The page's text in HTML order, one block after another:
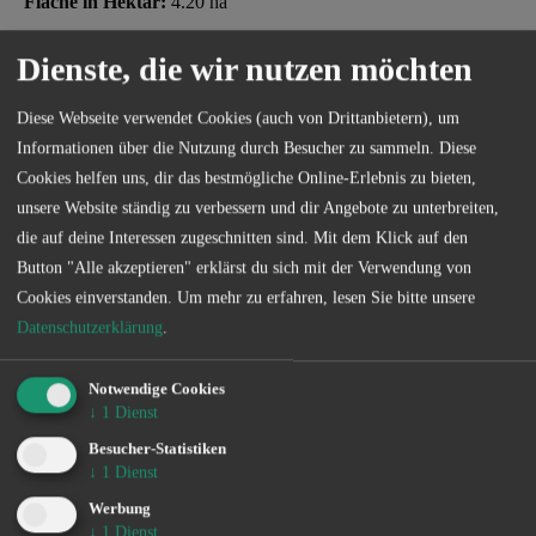
Beschreibung / Besonderheiten:
Kurzbezeichnung: Pfefferfließ, von Gottsdorf bis Stangenhagen
Bezeichnung: Pfefferfließ, von Gottsdorf bis Stangenhagen
Verbans- oder Verbandsvertragsgewässer: Verbandsgewässer
Sonder­bestimmungen
Die genauen Sonderbestimmungen eines jeden Gewässers
können Sie kostenlos in unserer App einsehen.
Dienste, die wir nutzen möchten
Diese Webseite verwendet Cookies (auch von Drittanbietern), um
Informationen über die Nutzung durch Besucher zu sammeln. Diese
Cookies helfen uns, dir das bestmögliche Online-Erlebnis zu bieten,
unsere Website ständig zu verbessern und dir Angebote zu unterbreiten,
die auf deine Interessen zugeschnitten sind. Mit dem Klick auf den
Button "Alle akzeptieren" erklärst du sich mit der Verwendung von
Cookies einverstanden. Um mehr zu erfahren, lesen Sie bitte unsere
Datenschutzerklärung.
Notwendige Cookies
↓ 1 Dienst
Besucher-Statistiken
↓ 1 Dienst
Werbung
↓ 1 Dienst